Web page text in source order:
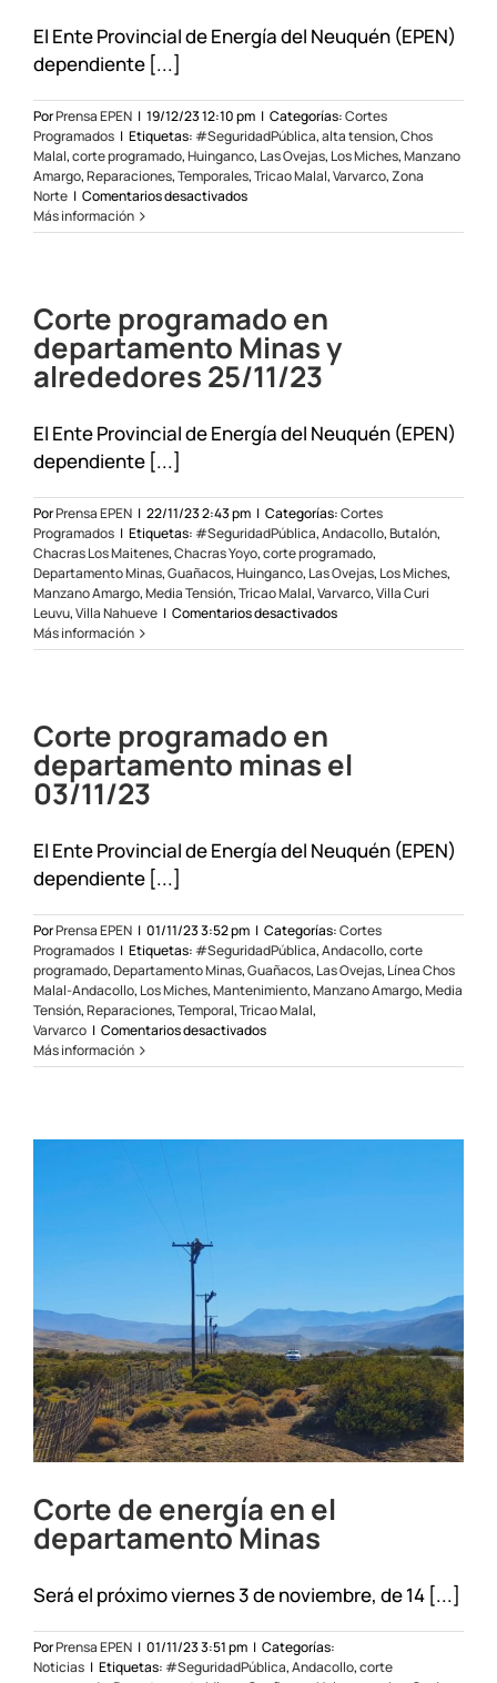
El Ente Provincial de Energía del Neuquén (EPEN)
dependiente [...]
PorPrensa EPEN | 19/12/23 12:10 pm | Categorías:Cortes
Programados | Etiquetas: #SeguridadPública,alta tension,Chos
Malal,corte programado,Huinganco, Las Ovejas, Los Miches,Manzano
Amargo,Reparaciones,Temporales,Tricao Malal,Varvarco,Zona
Norte | Comentarios desactivadosen
programado
Norte
el
20/12/23
Más información
Corte programado en
departamento Minas y
alrededores 25/11/23
El Ente Provincial de Energía del Neuquén (EPEN)
dependiente [...]
PorPrensa EPEN | 22/11/23 2:43 pm | Categorías:Cortes
Programados | Etiquetas: #SeguridadPública,Andacollo,Butalón,
Chacras Los Maitenes,Chacras Yoyo,corte programado,
Departamento Minas,Guañacos,Huinganco, Las Ovejas, Los Miches,
Manzano Amargo,Media Tensión,Tricao Malal,Varvarco,Villa Curi
Leuvu,Villa Nahueve | Comentarios desactivadosen
programado
alrededores
25/11/23
Más información
Corte programado en
departamento minas el
03/11/23
El Ente Provincial de Energía del Neuquén (EPEN)
dependiente [...]
PorPrensa EPEN | 01/11/23 3:52 pm | Categorías:Cortes
Programados | Etiquetas: #SeguridadPública,Andacollo,corte
programado,Departamento Minas,Guañacos, Las Ovejas, Línea Chos
Malal-Andacollo, Los Miches,Mantenimiento,Manzano Amargo,Media
Tensión,Reparaciones,Temporal,Tricao Malal,
Varvarco | Comentarios desactivadosen
programado
Más información
Corte de energía en el
departamento Minas
Será el próximo viernes 3 de noviembre, de 14 [...]
PorPrensa EPEN | 01/11/23 3:51 pm | Categorías:
Noticias | Etiquetas: #SeguridadPública,Andacollo,corte